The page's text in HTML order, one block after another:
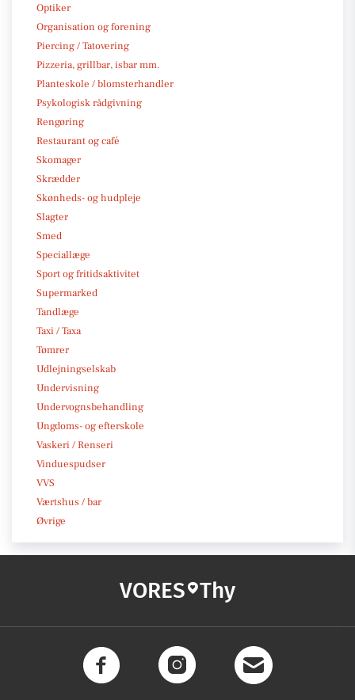
Optiker
Organisation og forening
Piercing / Tatovering
Pizzeria, grillbar, isbar mm.
Planteskole / blomsterhandler
Psykologisk rådgivning
Rengøring
Restaurant og café
Skomager
Skrædder
Skønheds- og hudpleje
Slagter
Smed
Speciallæge
Sport og fritidsaktivitet
Supermarked
Tandlæge
Taxi / Taxa
Tømrer
Udlejningselskab
Undervisning
Undervognsbehandling
Ungdoms- og efterskole
Vaskeri / Renseri
Vinduespudser
VVS
Værtshus / bar
Øvrige
VORES Thy